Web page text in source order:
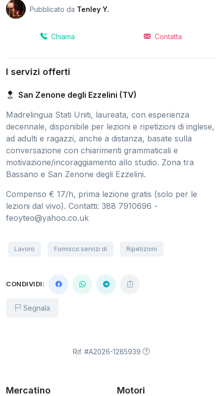
Pubblicato da Tenley Y.
Chiama Contatta
I servizi offerti
San Zenone degli Ezzelini (TV)
Madrelingua Stati Uniti, laureata, con esperienza
decennale, disponibile per lezioni e ripetizioni di inglese,
ad adulti e ragazzi, anche a distanza, basate sulla
conversazione con chiarimenti grammaticali e
motivazione/incoraggiamento allo studio. Zona tra
Bassano e San Zenone degli Ezzelini.
Compenso € 17/h, prima lezione gratis (solo per le
lezioni dal vivo). Contatti: 388 7910696 -
feoyteo@yahoo.co.uk
Lavoro Fornisco servizi di Ripetizioni
CONDIVIDI:
Segnala
Rif. #A2026-1285939
Mercatino Motori